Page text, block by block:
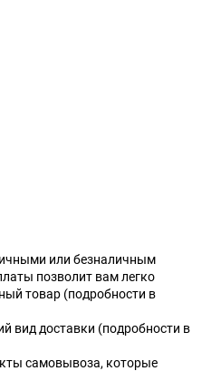
или безналичным
позволит вам легко
товар (подробности в
вид доставки (подробности в
самовывоза, которые